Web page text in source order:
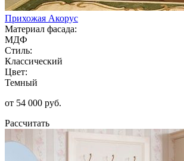
Прихожая Акорус
Материал фасада:
МДФ
Стиль:
Классический
Цвет:
Темный
от 54 000 руб.
Рассчитать